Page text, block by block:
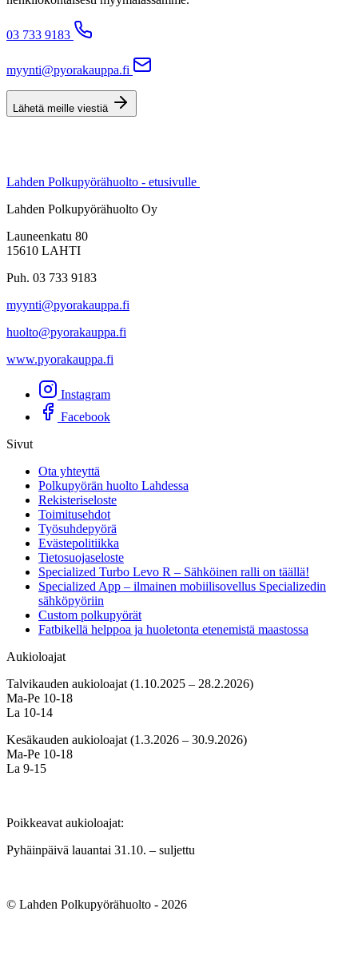
03 733 9183
myynti@pyorakauppa.fi
Lähetä meille viestiä
Lahden Polkupyörähuolto - etusivulle
Lahden Polkupyörähuolto Oy
Launeenkatu 80
15610 LAHTI
Puh. 03 733 9183
myynti@pyorakauppa.fi
huolto@pyorakauppa.fi
www.pyorakauppa.fi
Instagram
Facebook
Sivut
Ota yhteyttä
Polkupyörän huolto Lahdessa
Rekisteriseloste
Toimitusehdot
Työsuhdepyörä
Evästepolitiikka
Tietosuojaseloste
Specialized Turbo Levo R – Sähköinen ralli on täällä!
Specialized App – ilmainen mobiilisovellus Specializedin
sähköpyöriin
Custom polkupyörät
Fatbikellä helppoa ja huoletonta etenemistä maastossa
Aukioloajat
Talvikauden aukioloajat (1.10.2025 – 28.2.2026)
Ma-Pe 10-18
La 10-14
Kesäkauden aukioloajat (1.3.2026 – 30.9.2026)
Ma-Pe 10-18
La 9-15
Poikkeavat aukioloajat:
Pyhäinpäivä lauantai 31.10. – suljettu
© Lahden Polkupyörähuolto - 2026